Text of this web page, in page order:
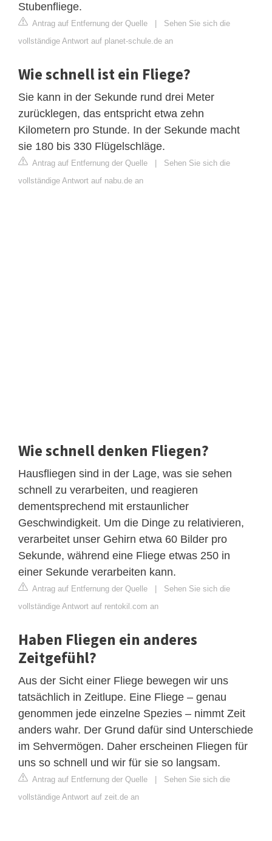
Stubenfliege.
Antrag auf Entfernung der Quelle
Sehen Sie sich die
vollständige Antwort auf planet-schule.de an
Wie schnell ist ein Fliege?
Sie kann in der Sekunde rund drei Meter
zurücklegen, das entspricht etwa zehn
Kilometern pro Stunde. In der Sekunde macht
sie 180 bis 330 Flügelschläge.
Antrag auf Entfernung der Quelle
Sehen Sie sich die
vollständige Antwort auf nabu.de an
Wie schnell denken Fliegen?
Hausfliegen sind in der Lage, was sie sehen
schnell zu verarbeiten, und reagieren
dementsprechend mit erstaunlicher
Geschwindigkeit. Um die Dinge zu relativieren,
verarbeitet unser Gehirn etwa 60 Bilder pro
Sekunde, während eine Fliege etwas 250 in
einer Sekunde verarbeiten kann.
Antrag auf Entfernung der Quelle
Sehen Sie sich die
vollständige Antwort auf rentokil.com an
Haben Fliegen ein anderes
Zeitgefühl?
Aus der Sicht einer Fliege bewegen wir uns
tatsächlich in Zeitlupe. Eine Fliege – genau
genommen jede einzelne Spezies – nimmt Zeit
anders wahr. Der Grund dafür sind Unterschiede
im Sehvermögen. Daher erscheinen Fliegen für
uns so schnell und wir für sie so langsam.
Antrag auf Entfernung der Quelle
Sehen Sie sich die
vollständige Antwort auf zeit.de an